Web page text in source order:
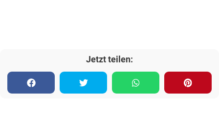
Jetzt teilen: